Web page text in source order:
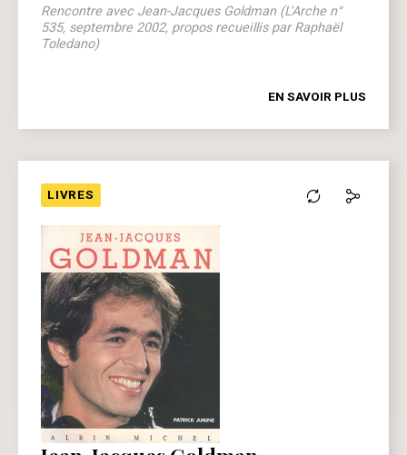
Rencontre avec Jean-Jacques Goldman (L'Arche n°
535, septembre 2002, propos recueillis par Raphaël
Toledano)
EN SAVOIR PLUS
LIVRES